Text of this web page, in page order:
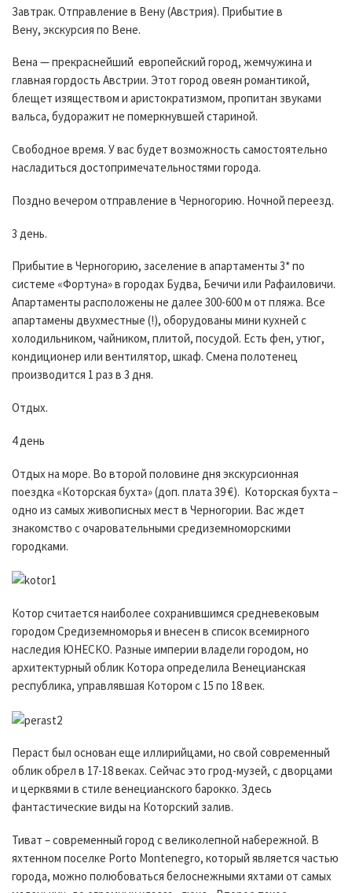
Завтрак. Отправление в Вену (Австрия). Прибытие в
Вену, экскурсия по Вене.
Вена — прекраснейший европейский город, жемчужина и
главная гордость Австрии. Этот город овеян романтикой,
блещет изяществом и аристократизмом, пропитан звуками
вальса, будоражит не померкнувшей стариной.
Свободное время. У вас будет возможность самостоятельно
насладиться достопримечательностями города.
Поздно вечером отправление в Черногорию. Ночной переезд.
3 день.
Прибытие в Черногорию, заселение в апартаменты 3* по
системе «Фортуна» в городах Будва, Бечичи или Рафаиловичи.
Апартаменты расположены не далее 300-600 м от пляжа. Все
апартамены двухместные (!), оборудованы мини кухней с
холодильником, чайником, плитой, посудой. Есть фен, утюг,
кондиционер или вентилятор, шкаф. Смена полотенец
производится 1 раз в 3 дня.
Отдых.
4 день
Отдых на море. Во второй половине дня экскурсионная
поездка «Которская бухта» (доп. плата 39 €). Которская бухта –
одно из самых живописных мест в Черногории. Вас ждет
знакомство с очаровательными средиземноморскими
городками.
Котор считается наиболее сохранившимся средневековым
городом Средиземноморья и внесен в список всемирного
наследия ЮНЕСКО. Разные империи владели городом, но
архитектурный облик Котора определила Венецианская
республика, управлявшая Котором с 15 по 18 век.
Пераст был основан еще иллирийцами, но свой современный
облик обрел в 17-18 веках. Сейчас это грод-музей, с дворцами
и церквями в стиле венецианского барокко. Здесь
фантастические виды на Которский залив.
Тиват – современный город с великолепной набережной. В
яхтенном поселке Porto Montenegro, который является частью
города, можно полюбоваться белоснежными яхтами от самых